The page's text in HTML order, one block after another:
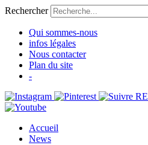
Rechercher
Qui sommes-nous
infos légales
Nous contacter
Plan du site
-
Accueil
News